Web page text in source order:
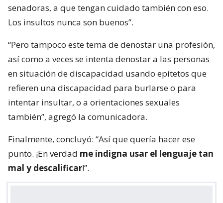
senadoras, a que tengan cuidado también con eso.
Los insultos nunca son buenos”.
“Pero tampoco este tema de denostar una profesión,
así como a veces se intenta denostar a las personas
en situación de discapacidad usando epítetos que
refieren una discapacidad para burlarse o para
intentar insultar, o a orientaciones sexuales
también”, agregó la comunicadora.
Finalmente, concluyó: “Así que quería hacer ese
punto. ¡En verdad me indigna usar el lenguaje tan
mal y descalificar!”.